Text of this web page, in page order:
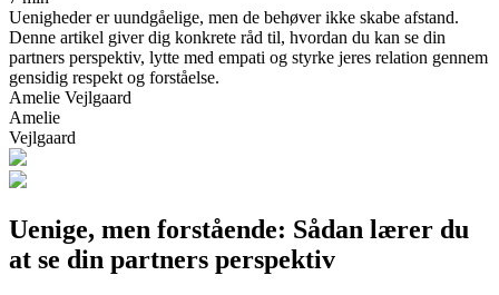
Uenigheder er uundgåelige, men de behøver ikke skabe afstand.
Denne artikel giver dig konkrete råd til, hvordan du kan se din
partners perspektiv, lytte med empati og styrke jeres relation gennem
gensidig respekt og forståelse.
Amelie Vejlgaard
Amelie
Vejlgaard
Uenige, men forstående: Sådan lærer du
at se din partners perspektiv